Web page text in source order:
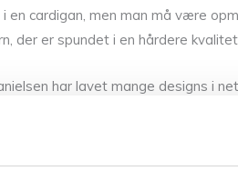
cardigan, men man må være
der er spundet i en hårdere
har lavet mange designs i
pinde: sammen med Spinni